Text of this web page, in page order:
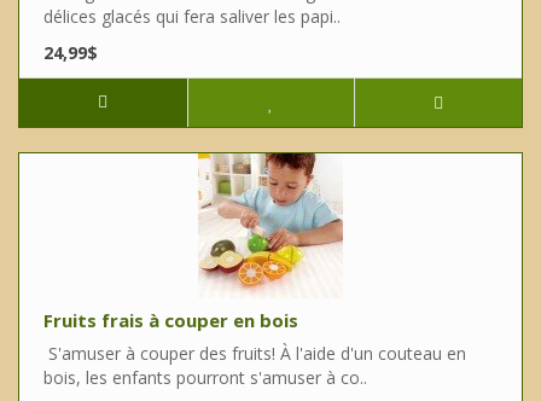
délices glacés qui fera saliver les papi..
24,99$
Fruits frais à couper en bois
S'amuser à couper des fruits! À l'aide d'un couteau en
bois, les enfants pourront s'amuser à co..